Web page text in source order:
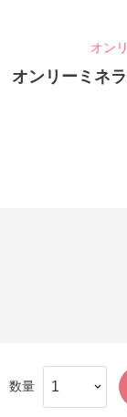
オン
オンリーミネ
数量